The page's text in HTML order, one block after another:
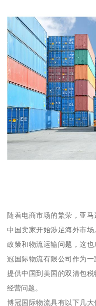
随着电商市场的繁荣，亚
中国卖家开始涉足海外市
政策和物流运输问题，这
冠国际物流有限公司作为
提供中国到美国的双清包
经营问题。
博冠国际物流具有以下几